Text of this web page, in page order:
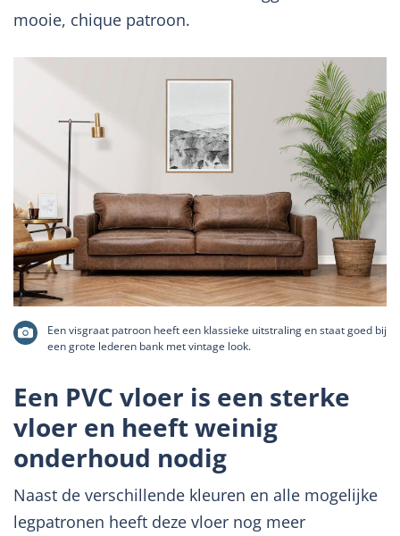
mooie, chique patroon.
Een visgraat patroon heeft een klassieke uitstraling en staat goed bij
een grote lederen bank met vintage look.
Een PVC vloer is een sterke
vloer en heeft weinig
onderhoud nodig
Naast de verschillende kleuren en alle mogelijke
legpatronen heeft deze vloer nog meer